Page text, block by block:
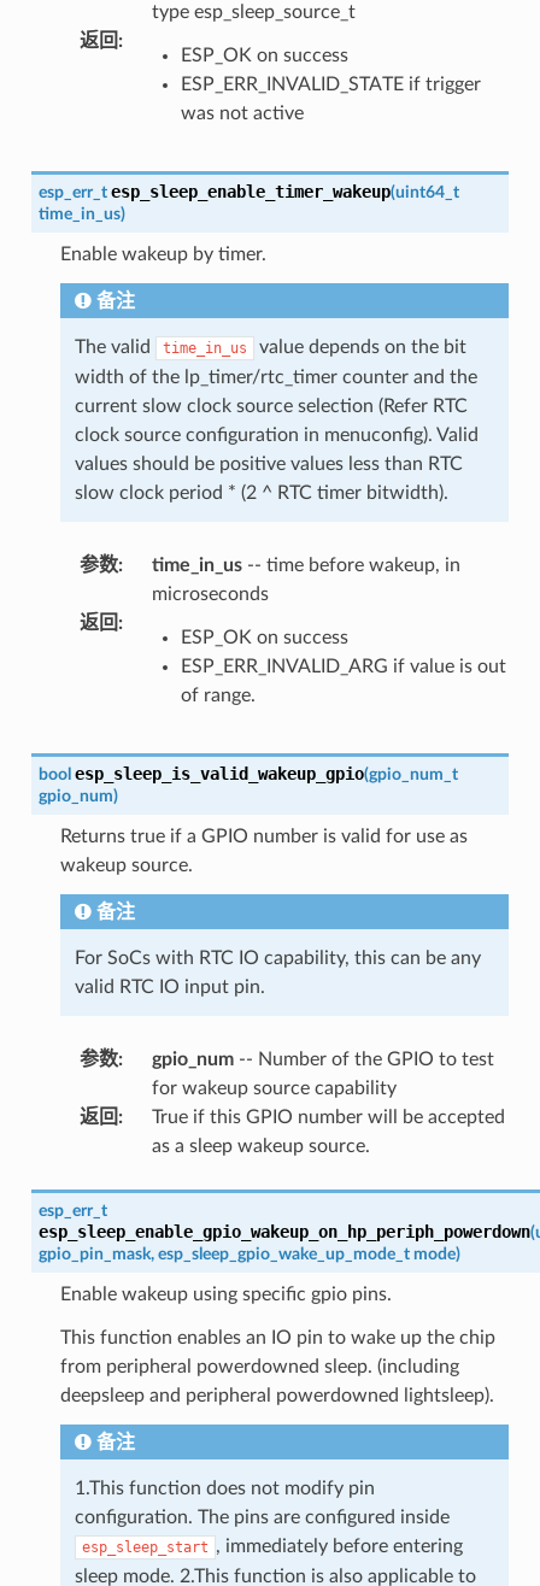
type esp_sleep_source_t
返回 :
ESP_OK on success
ESP_ERR_INVALID_STATE if trigger
was not active
esp_err_t esp_sleep_enable_timer_wakeup(uint64_t
time_in_us)
Enable wakeup by timer.
备注
The valid time_in_us
value depends on the bit
width of the lp_timer/rtc_timer counter and the
current slow clock source selection (Refer RTC
clock source configuration in menuconfig). Valid
values should be positive values less than RTC
slow clock period * (2 ^ RTC timer bitwidth).
参数: time_in_us-- time before wakeup, in
microseconds
返回 :
ESP_OK on success
ESP_ERR_INVALID_ARG if value is out
of range.
bool esp_sleep_is_valid_wakeup_gpio(gpio_num_t
gpio_num)
Returns true if a GPIO number is valid for use as
wakeup source.
备注
For SoCs with RTC IO capability, this can be any
valid RTC IO input pin.
参数: gpio_num-- Number of the GPIO to test
for wakeup source capability
返回 :
True if this GPIO number will be accepted
as a sleep wakeup source.
esp_err_t
esp_sleep_enable_gpio_wakeup_on_hp_periph_powerdown(
gpio_pin_mask, esp_sleep_gpio_wake_up_mode_t mode)
Enable wakeup using specific gpio pins.
This function enables an IO pin to wake up the chip
from peripheral powerdowned sleep. (including
deepsleep and peripheral powerdowned lightsleep).
备注
1.This function does not modify pin
configuration. The pins are configured inside
esp_sleep_start , immediately before entering
sleep mode. 2.This function is also applicable to